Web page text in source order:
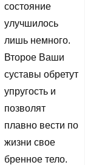
состояние
улучшилось
лишь немного.
Второе Ваши
суставы обретут
упругость и
позволят
плавно вести по
жизни свое
бренное тело.